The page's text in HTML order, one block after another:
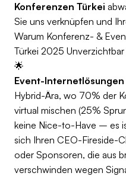
Konferenzen Türkei
Sie uns verknüpfen und
Warum Konferenz- &
Türkei 2025
🌟
Event-Internetlösungen
Hybrid-Ära, wo 70% der
virtual mischen (25%
keine Nice-to-Have – es
sich Ihren CEO-Fireside-
oder Sponsoren, die aus
verschwinden wegen